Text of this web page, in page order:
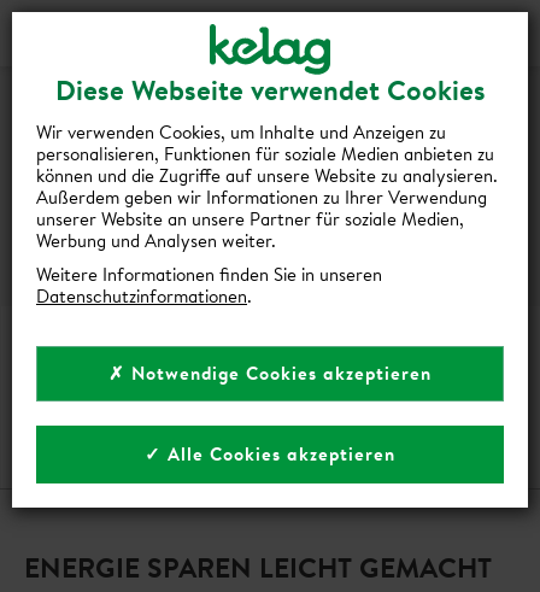
Diese Webseite verwendet Cookies
Wir verwenden Cookies, um Inhalte und Anzeigen zu
personalisieren, Funktionen für soziale Medien anbieten zu
können und die Zugriffe auf unsere Website zu analysieren.
Außerdem geben wir Informationen zu Ihrer Verwendung
unserer Website an unsere Partner für soziale Medien,
Werbung und Analysen weiter.
Weitere Informationen finden Sie in unseren
Datenschutzinformationen.
✗ Notwendige Cookies akzeptieren
✓ Alle Cookies akzeptieren
Login
ENERGIE­
VERBRAUCHS­
RECHNER
ENERGIE­VERBRAUCHS­RECHNER
Berechnen Sie Ihren Energieverbrauch und
erhalten Sie wertvolle Tipps zum Energiesparen
ENERGIE SPAREN LEICHT GEMACHT